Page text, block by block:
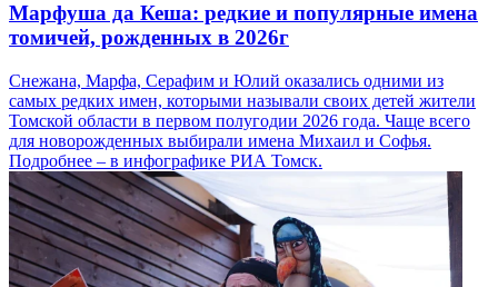
Марфуша да Кеша: редкие и популярные имена
томичей, рожденных в 2026г
Снежана, Марфа, Серафим и Юлий оказались одними из
самых редких имен, которыми называли своих детей жители
Томской области в первом полугодии 2026 года. Чаще всего
для новорожденных выбирали имена Михаил и Софья.
Подробнее – в инфографике РИА Томск.